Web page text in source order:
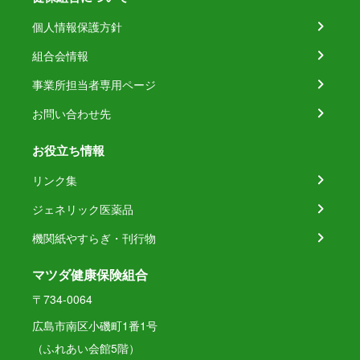
個人情報保護方針
組合会情報
事業所担当者専用ページ
お問い合わせ先
お役立ち情報
リンク集
ジェネリック医薬品
機関紙やすらぎ・刊行物
マツダ健康保険組合
〒734-0064
広島市南区小磯町1番1号
（ふれあい会館5階）